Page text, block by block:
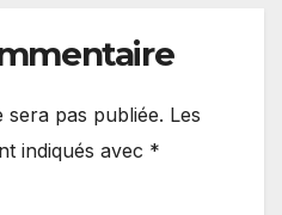
sera pas publiée. Les
indiqués avec *